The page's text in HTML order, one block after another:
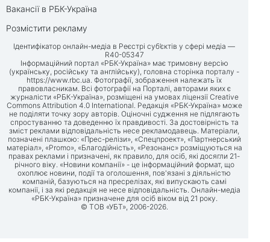
Вакансії в РБК-Україна
Розмістити рекламу
Ідентифікатор онлайн-медіа в Реєстрі суб’єктів у сфері медіа —
R40-05347
Інформаційний портал «РБК-Україна» має тримовну версію
(українську, російську та англійську), головна сторінка порталу -
https://www.rbc.ua. Фотографії, зображення належать їх
правовласникам. Всі фотографії на Порталі, авторами яких є
журналісти «РБК-Україна», розміщені на умовах ліцензії Creative
Commons Attribution 4.0 International. Редакція «РБК-Україна» може
не поділяти точку зору авторів. Оціночні судження не підлягають
спростуванню та доведенню їх правдивості. За достовірність та
зміст реклами відповідальність несе рекламодавець. Матеріали,
позначені плашкою: «Прес-релізи», «Спецпроект», «Партнерський
матеріал», «Promo», «Благодійність», «Резонанс» розміщуються на
правах реклами і призначені, як правило, для осіб, які досягли 21-
річного віку. «Новини компанії» - це інформаційний формат, що
охоплює новини, події та оголошення, пов'язані з діяльністю
компаній, базуються на пресрелізах, які випускають самі
компанії, і за які редакція не несе відповідальність. Онлайн-медіа
«РБК-Україна» призначене для осіб віком від 21 року.
© ТОВ «УБТ», 2006-2026.